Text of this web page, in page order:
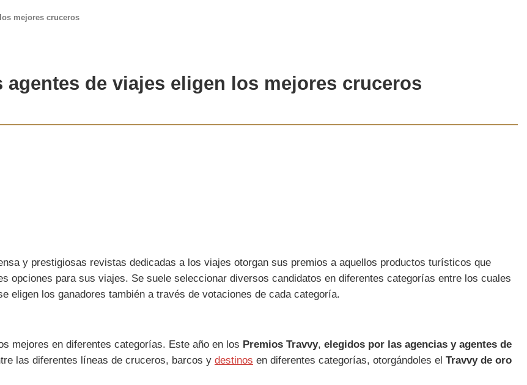
mejores cruceros
agentes de viajes eligen los mejores cruceros
y prestigiosas revistas dedicadas a los viajes otorgan sus premios a aquellos productos turísticos que
opciones para sus viajes. Se suele seleccionar diversos candidatos en diferentes categorías entre los cuales
eligen los ganadores también a través de votaciones de cada categoría.
mejores en diferentes categorías. Este año en los Premios Travvy, elegidos por las agencias y agentes de
las diferentes líneas de cruceros, barcos y destinos en diferentes categorías, otorgándoles el Travvy de oro